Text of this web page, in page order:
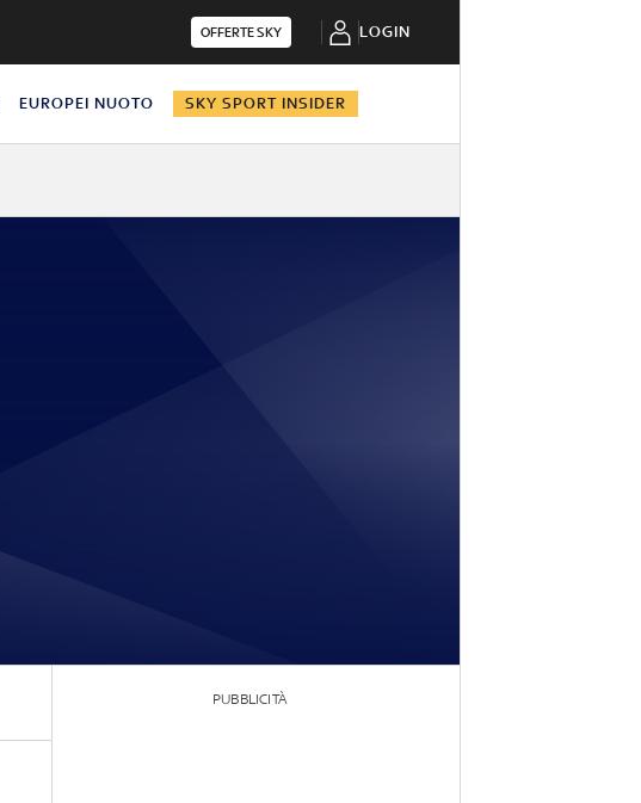
OFFERTE SKY LOGIN
EUROPEI NUOTO SKY SPORT INSIDER
PUBBLICITÀ